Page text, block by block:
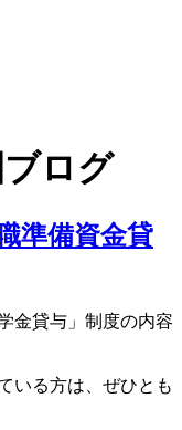
ログ
準備資金貸
金貸与」制度の内容
いる方は、ぜひとも